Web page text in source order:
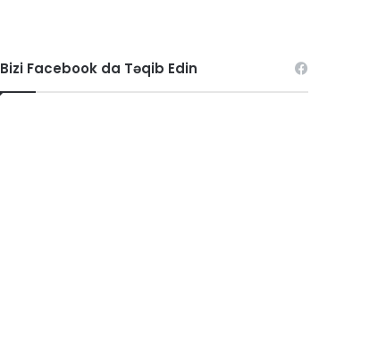
Bizi Facebook da Təqib Edin